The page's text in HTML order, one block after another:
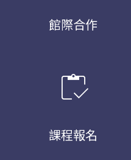
館際合作
inventory
課程報名